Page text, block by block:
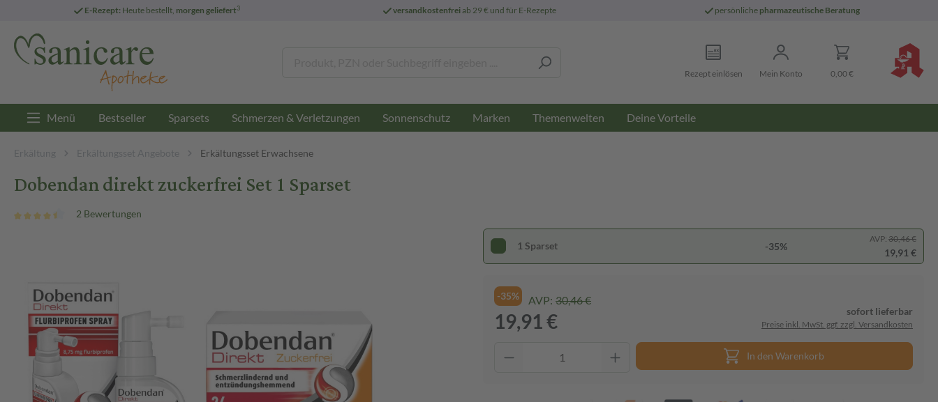
E-Rezept: Heute bestellt, morgen geliefert3 versandkostenfreiab 29 € und für E-Rezepte persönliche pharmazeutische Beratung
Rezept einlösen Mein Konto 0,00 €
Menü Bestseller Sparsets Schmerzen & Verletzungen Sonnenschutz Marken Themenwelten Deine Vorteile
Erkältung Erkältungsset Angebote Erkältungsset Erwachsene
Dobendan direkt zuckerfrei Set 1 Sparset
2 Bewertungen
1 Sparset -35%
AVP: 30,46 €
19,91 €
-35% AVP: 30,46 €
19,91 € sofort lieferbar
Preise inkl. MwSt. ggf. zzgl. Versandkosten
In den Warenkorb